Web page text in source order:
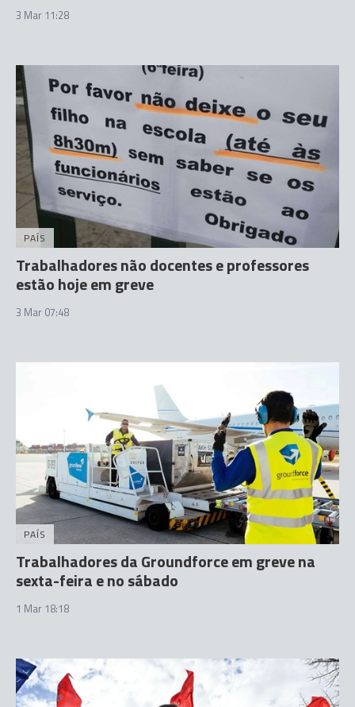
3 Mar 11:28
PAÍS
Trabalhadores não docentes e professores
estão hoje em greve
3 Mar 07:48
PAÍS
Trabalhadores da Groundforce em greve na
sexta-feira e no sábado
1 Mar 18:18